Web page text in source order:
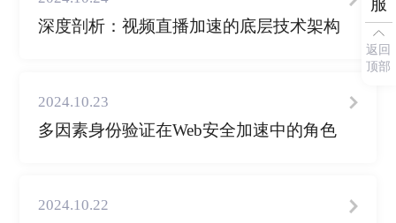
深度剖析：视频直播加速的底层技术架构
2024.10.23
多因素身份验证在Web安全加速中的角色
2024.10.22
服
返回
顶部